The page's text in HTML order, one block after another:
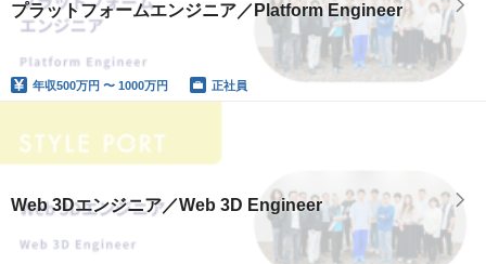
プラットフォームエンジニア／Platform Engineer
年収500万円 〜 1000万円 正社員
Web 3Dエンジニア／Web 3D Engineer